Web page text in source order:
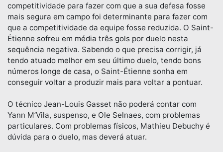
competitividade para fazer com que a sua defesa fosse
mais segura em campo foi determinante para fazer com
que a competitividade da equipe fosse reduzida. O Saint-
Étienne sofreu em média três gols por duelo nesta
sequência negativa. Sabendo o que precisa corrigir, já
tendo atuado melhor em seu último duelo, tendo bons
números longe de casa, o Saint-Étienne sonha em
conseguir voltar a produzir mais para voltar a pontuar.
O técnico Jean-Louis Gasset não poderá contar com
Yann M’Vila, suspenso, e Ole Selnaes, com problemas
particulares. Com problemas físicos, Mathieu Debuchy é
dúvida para o duelo, mas deverá atuar.